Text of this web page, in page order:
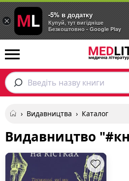
Введіть назву книги
› Видавництва › Каталог
Видавництво
×
-5% в додатку
Купуй, тут вигідніше
Безкоштовно - Google Play